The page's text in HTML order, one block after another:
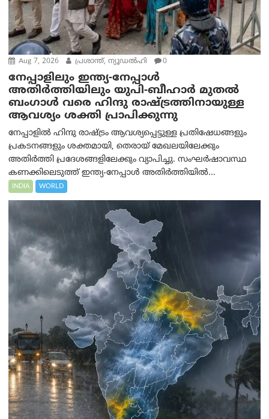
Aug 7, 2026 പ്രശാന്ത്, ന്യൂഡല്‍ഹി 0
നേപ്പാളിലും ഇന്ത്യ-നേപ്പാൾ
അതിർത്തിയിലും യുപി-ബീഹാർ മുതൽ
ബംഗാൾ വരെ ഹിന്ദു രാഷ്ട്രത്തിനായുള്ള
ആവശ്യം ശക്തി പ്രാപിക്കുന്നു
നേപ്പാളിൽ ഹിന്ദു രാഷ്ട്രം ആവശ്യപ്പെട്ടുള്ള പ്രതിഷേധങ്ങളും
പ്രകടനങ്ങളും ശക്തമായി, തെരായ് മേഖലയിലേക്കും
അതിർത്തി പ്രദേശങ്ങളിലേക്കും വ്യാപിച്ചു. സംഘർഷാവസ്ഥ
കണക്കിലെടുത്ത് ഇന്ത്യ-നേപ്പാൾ അതിർത്തിയിൽ...
INDIA WORLD